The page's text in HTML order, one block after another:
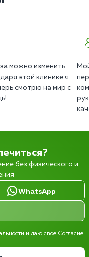
можно изменить
этой клинике я
смотрю на мир с
без физического и
WhatsApp
и даю свое Согласие